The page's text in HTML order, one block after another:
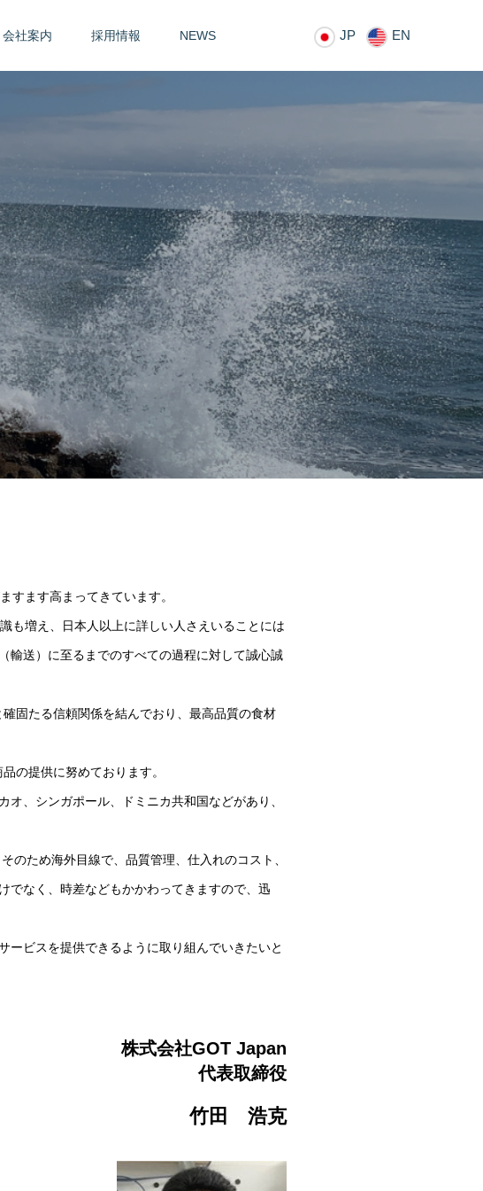
会社案内 採用情報 NEWS JP EN
ます高まってきています。
も増え、日本人以上に詳しい人さえいることには
輸送）に至るまでのすべての過程に対して誠心誠
固たる信頼関係を結んでおり、最高品質の食材
の提供に努めております。
、シンガポール、ドミニカ共和国などがあり、
ため海外目線で、品質管理、仕入れのコスト、
でなく、時差などもかかわってきますので、迅
ビスを提供できるように取り組んでいきたいと
株式会社GOT Japan
代表取締役
竹田 浩克